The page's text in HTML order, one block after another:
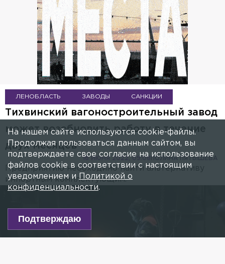
ЛЕНОБЛАСТЬ ЗАВОДЫ САНКЦИИ
Тихвинский вагоностроительный завод
может возобновить работу в течение
двух месяцев
Предприятию необходимо найти альтернативу
импортным комплектующим.
На нашем сайте используются cookie-файлы.
Продолжая пользоваться данным сайтом, вы
подтверждаете свое согласие на использование
файлов cookie в соответствии с настоящим
уведомлением иПолитикой о
конфиденциальности.
Подтверждаю